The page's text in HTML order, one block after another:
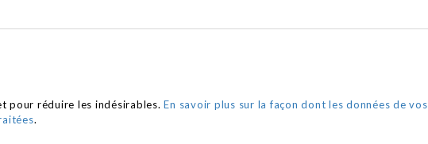
pour réduire les indésirables.En savoir plus sur la façon dont les données de vos
.